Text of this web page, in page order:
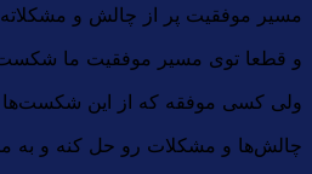
مسیر موفقیت پر از چالش و مشکلاته
و قطعا توی مسیر موفقیت ما شکست
ولی کسی موفقه که از این شکست‌ها
چالش‌ها و مشکلات رو حل کنه و به